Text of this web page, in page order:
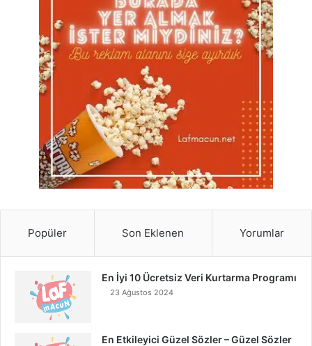
Popüler Son Eklenen Yorumlar
En İyi 10 Ücretsiz Veri Kurtarma Programı
23 Ağustos 2024
En Etkileyici Güzel Sözler – Güzel Sözler